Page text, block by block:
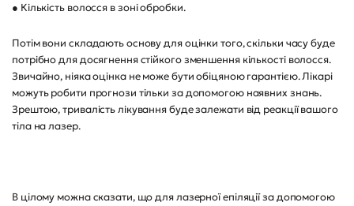
● Кількість волосся в зоні обробки.
Потім вони складають основу для оцінки того, скільки часу буде
потрібно для досягнення стійкого зменшення кількості волосся.
Звичайно, ніяка оцінка не може бути обіцяною гарантією. Лікарі
можуть робити прогнози тільки за допомогою наявних знань.
Зрештою, тривалість лікування буде залежати від реакції вашого
тіла на лазер.
В цілому можна сказати, що для лазерної епіляції за допомогою